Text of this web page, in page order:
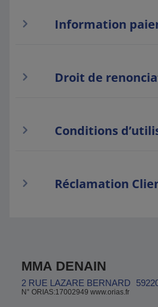
Information
Droit de
Conditions
Réclamation
MMA DENAIN
2 RUE LAZARE BERNARD
N° ORIAS:17002949 www.orias.fr